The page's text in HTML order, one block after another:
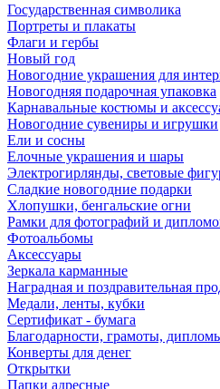
Государственная символика
Портреты и плакаты
Флаги и гербы
Новый год
Новогодние украшения для
Новогодняя подарочная упаковка
Карнавальные костюмы и
Новогодние сувениры и игрушки
Ели и сосны
Елочные украшения и шары
Электрогирлянды, световые
Сладкие новогодние подарки
Хлопушки, бенгальские огни
Рамки для фотографий и
Фотоальбомы
Аксессуары
Зеркала карманные
Наградная и поздравительная
Медали, ленты, кубки
Сертификат - бумага
Благодарности, грамоты,
Конверты для денег
Открытки
Папки адресные